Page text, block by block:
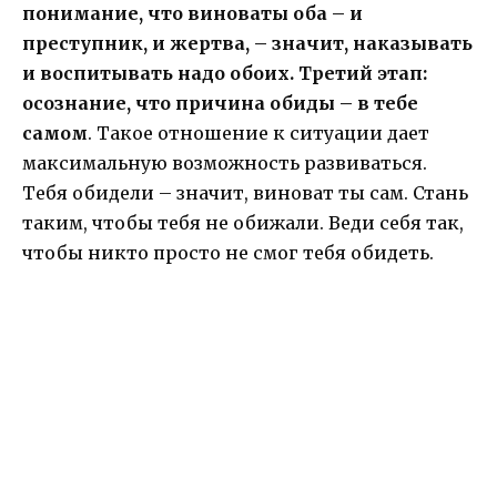
понимание, что виноваты оба – и
преступник, и жертва, – значит, наказывать
и воспитывать надо обоих. Третий этап:
осознание, что причина обиды – в тебе
самом. Такое отношение к ситуации дает
максимальную возможность развиваться.
Тебя обидели – значит, виноват ты сам. Стань
таким, чтобы тебя не обижали. Веди себя так,
чтобы никто просто не смог тебя обидеть.